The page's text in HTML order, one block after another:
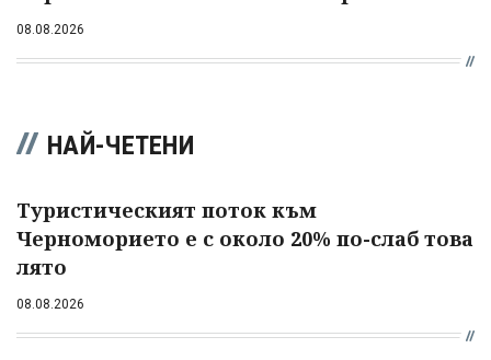
08.08.2026
НАЙ-ЧЕТЕНИ
Туристическият поток към
Черноморието е с около 20% по-слаб това
лято
08.08.2026